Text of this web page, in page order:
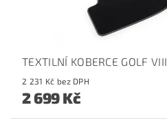
TEXTILNÍ KOBERCE GOLF VIII
2 231 Kč bez DPH
2 699 Kč